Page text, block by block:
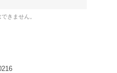
きません。